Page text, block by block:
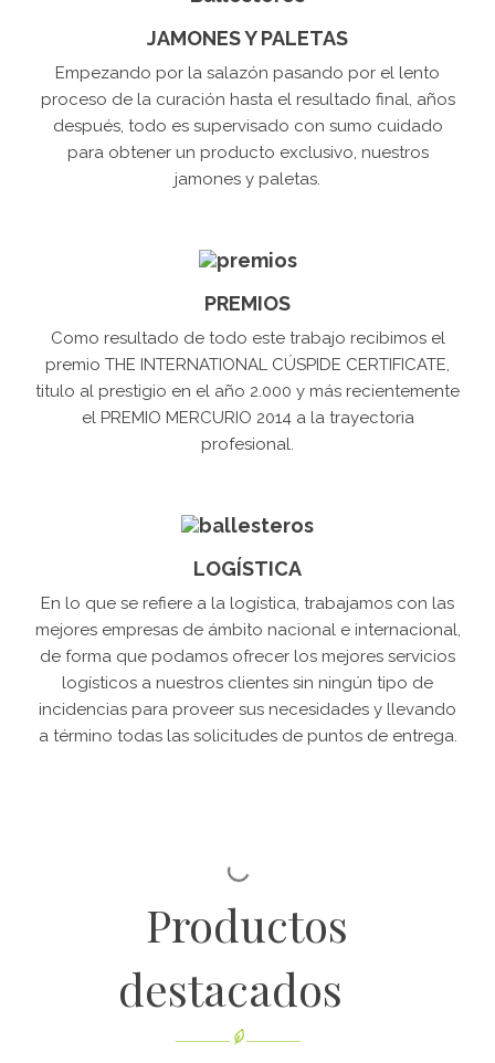
JAMONES Y PALETAS
Empezando por la salazón pasando por el lento
proceso de la curación hasta el resultado final, años
después, todo es supervisado con sumo cuidado
para obtener un producto exclusivo, nuestros
jamones y paletas.
PREMIOS
Como resultado de todo este trabajo recibimos el
premio THE INTERNATIONAL CÚSPIDE CERTIFICATE,
titulo al prestigio en el año 2.000 y más recientemente
el PREMIO MERCURIO 2014 a la trayectoria
profesional.
LOGÍSTICA
En lo que se refiere a la logística, trabajamos con las
mejores empresas de ámbito nacional e internacional,
de forma que podamos ofrecer los mejores servicios
logísticos a nuestros clientes sin ningún tipo de
incidencias para proveer sus necesidades y llevando
a término todas las solicitudes de puntos de entrega.
Productos
destacados